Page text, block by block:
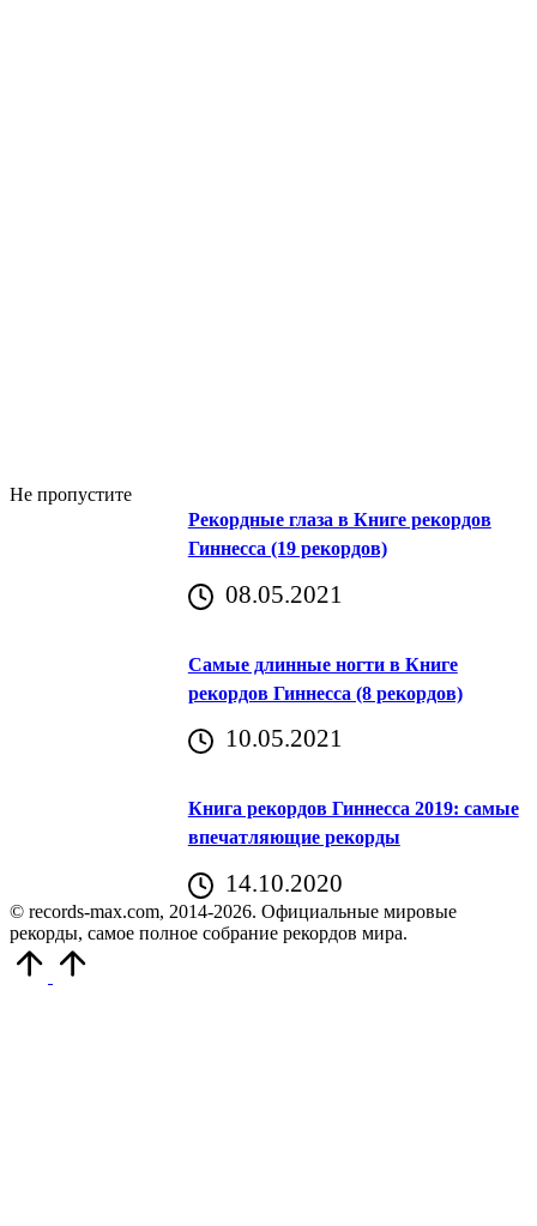
Не пропустите
Рекордные глаза в Книге рекордов
Гиннесса (19 рекордов)
08.05.2021
Самые длинные ногти в Книге
рекордов Гиннесса (8 рекордов)
10.05.2021
Книга рекордов Гиннесса 2019: самые
впечатляющие рекорды
14.10.2020
© records-max.com, 2014-2026. Официальные мировые
рекорды, самое полное собрание рекордов мира.